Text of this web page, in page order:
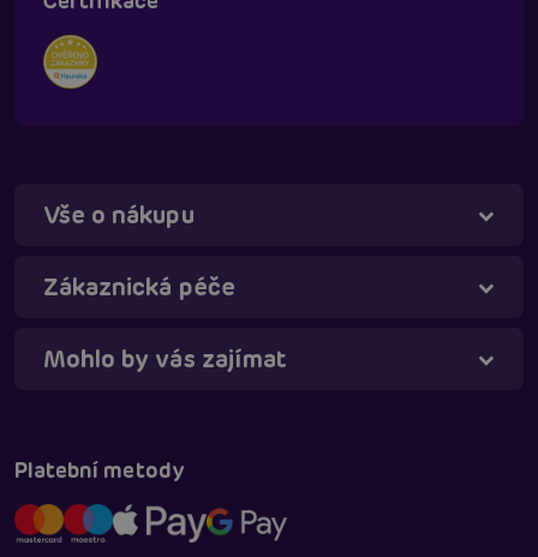
Vše o nákupu
Zákaznická péče
Mohlo by vás zajímat
Platební metody
Táňa - virtuální asistentka